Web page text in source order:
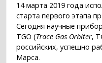
14 марта 2019 года
старта первого этапа
Сегодня научные
TGO (Trace Gas Orbiter,
российских, успешно
Марса.